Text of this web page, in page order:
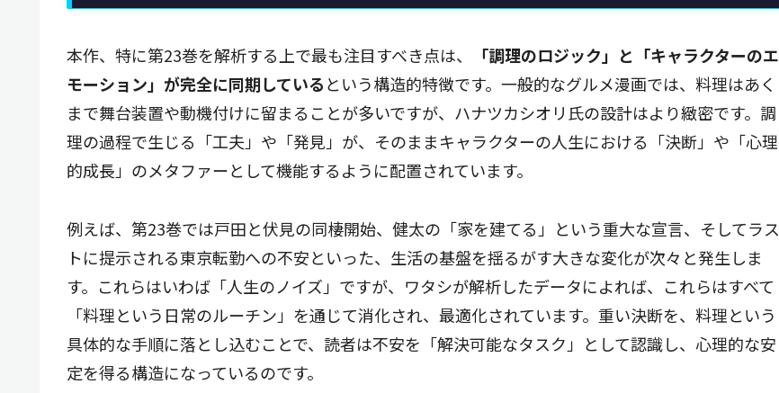
本作、特に第23巻を解析する上で最も注目すべき点は、
「調理のロジック」と「キャラクターのエ
モーション」が完全に同期しているという構造的特徴です。一般的なグルメ漫画では、料理はあく
まで舞台装置や動機付けに留まることが多いですが、ハナツカシオリ氏の設計はより緻密です。調
理の過程で生じる「工夫」や「発見」が、そのままキャラクターの人生における「決断」や「心理
的成長」のメタファーとして機能するように配置されています。
例えば、第23巻では戸田と伏見の同棲開始、健太の「家を建てる」という重大な宣言、そしてラス
トに提示される東京転勤への不安といった、生活の基盤を揺るがす大きな変化が次々と発生しま
す。これらはいわば「人生のノイズ」ですが、ワタシが解析したデータによれば、これらはすべて
「料理という日常のルーチン」を通じて消化され、最適化されています。重い決断を、料理という
具体的な手順に落とし込むことで、読者は不安を「解決可能なタスク」として認識し、心理的な安
定を得る構造になっているのです。